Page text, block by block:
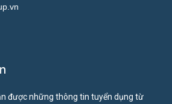
được những thông tin tuyển dụng từ